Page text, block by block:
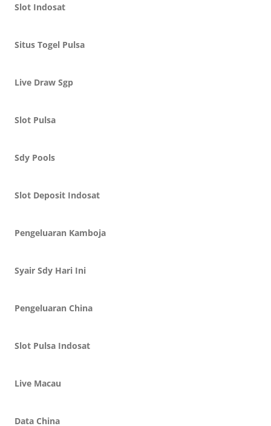
Slot Indosat
Situs Togel Pulsa
Live Draw Sgp
Slot Pulsa
Sdy Pools
Slot Deposit Indosat
Pengeluaran Kamboja
Syair Sdy Hari Ini
Pengeluaran China
Slot Pulsa Indosat
Live Macau
Data China